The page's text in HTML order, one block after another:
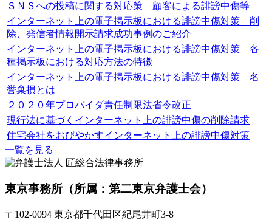
ＳＮＳへの投稿に関する対応策 顧客による誹謗中傷等
インターネット上の電子掲示板における誹謗中傷対策 削
除、発信者情報開示請求成功事例のご紹介
インターネット上の電子掲示板における誹謗中傷対策 各
種掲示板における対応方法の特徴
インターネット上の電子掲示板における誹謗中傷対策 名
誉棄損とは
２０２０年プロバイダ責任制限法省令改正
現行法に基づくインターネット上の誹謗中傷の削除請求
住宅会社をおびやかすインターネット上の誹謗中傷対策
一覧を見る
東京事務所 （所属：第二東京弁護士会）
〒102-0094 東京都千代田区紀尾井町3-8